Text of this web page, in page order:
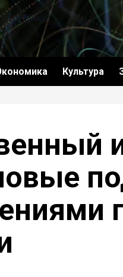
Культура